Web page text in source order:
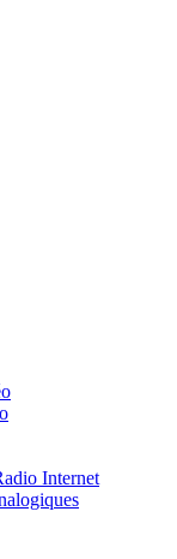
Internet